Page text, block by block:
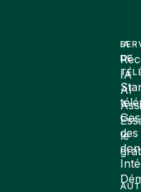
DE
des
IA
IA
AI
le